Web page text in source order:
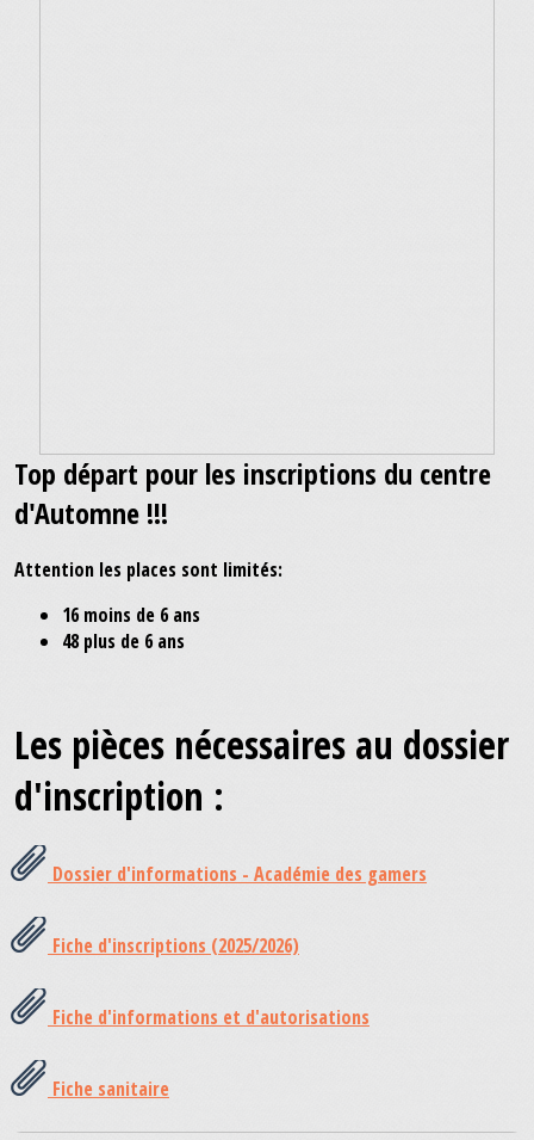
Top départ pour les inscriptions du centre
d'Automne !!!
Attention les places sont limités:
16 moins de 6 ans
48 plus de 6 ans
Les pièces nécessaires au dossier
d'inscription :
Dossier d'informations - Académie des gamers
Fiche d'inscriptions (2025/2026)
Fiche d'informations et d'autorisations
Fiche sanitaire